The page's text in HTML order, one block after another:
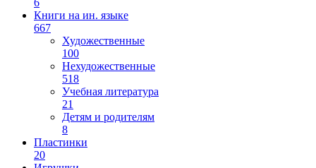
6
Книги на ин. языке
667
Художественные
100
Нехудожественные
518
Учебная литература
21
Детям и родителям
8
Пластинки
20